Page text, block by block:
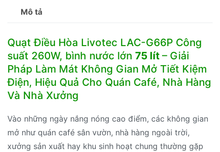
Mô tả
Quạt Điều Hòa Livotec LAC-G66P Công
suất 260W, bình nước lớn 75 lít – Giải
Pháp Làm Mát Không Gian Mở Tiết Kiệm
Điện, Hiệu Quả Cho Quán Café, Nhà Hàng
Và Nhà Xưởng
Vào những ngày nắng nóng cao điểm, các không gian
mở như quán café sân vườn, nhà hàng ngoài trời,
xưởng sản xuất hay khu sinh hoạt chung thường gặp